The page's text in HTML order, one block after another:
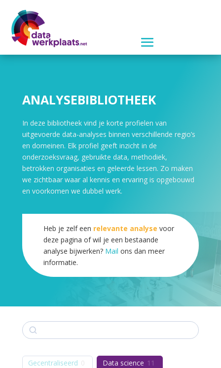
ANALYSEBIBLIOTHEEK
In deze bibliotheek vind je korte profielen van
uitgevoerde data-analyses binnen verschillende regio’s
en domeinen. Elk profiel geeft inzicht in de
onderzoeksvraag, gebruikte data, methodiek,
betrokken organisaties en geleerde lessen. Zo maken
we zichtbaar waar al kennis en ervaring is opgebouwd
en voorkomen we dubbel werk.
Heb je zelf een relevante analyse voor
deze pagina of wil je een bestaande
analyse bijwerken? Mail ons dan meer
informatie.
Zoek
Gecentraliseerd Data science 11